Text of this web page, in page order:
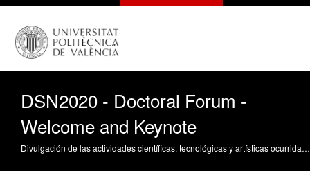
DSN2020 - Doctoral Forum -
Welcome and Keynote
Divulgación de las actividades científicas, tecnológicas y artísticas ocurridas en los tres campus de la UPV